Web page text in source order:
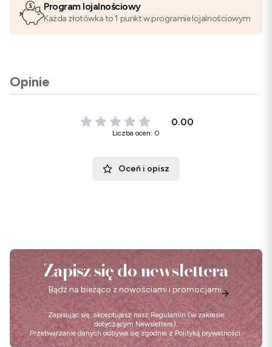
Program lojalnościowy
Każda złotówka to 1 punkt w programie lojalnościowym
Opinie
0.00
Liczba ocen: 0
Oceń i opisz
Zapisz się do newslettera
Bądź na bieżąco z nowościami i promocjami.
Zapisując się, akceptujesz nasz Regulamin (w zakresie
dotyczącym Newslettera).
Przetwarzanie danych odbywa się zgodnie z Polityką prywatności.